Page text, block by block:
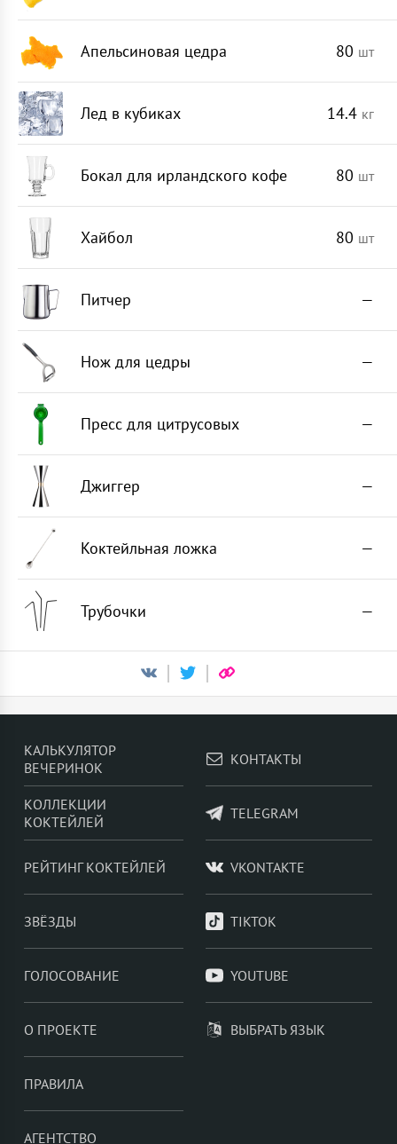
Апельсиновая цедра 80 шт
Лед в кубиках 14.4 кг
Бокал для ирландского кофе 80 шт
Хайбол 80 шт
Питчер —
Нож для цедры —
Пресс для цитрусовых —
Джиггер —
Коктейльная ложка —
Трубочки —
КАЛЬКУЛЯТОР
ВЕЧЕРИНОК
КОЛЛЕКЦИИ
КОКТЕЙЛЕЙ
РЕЙТИНГ КОКТЕЙЛЕЙ
ЗВЁЗДЫ
ГОЛОСОВАНИЕ
О ПРОЕКТЕ
ПРАВИЛА
АГЕНТСТВО
КОНТАКТЫ
TELEGRAM
VKONTAKTE
TIKTOK
YOUTUBE
ВЫБРАТЬ ЯЗЫК